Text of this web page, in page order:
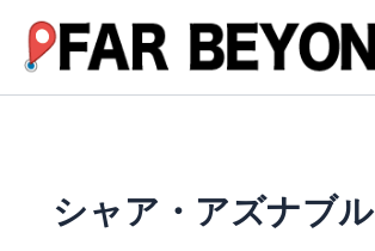
ス
シャア・アズナブル